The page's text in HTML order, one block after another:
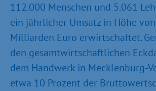
112.000 Menschen und 5.061
ein jährlicher Umsatz in Höhe
Milliarden Euro erwirtschaftet.
den gesamtwirtschaftlichen
dem Handwerk in Mecklenburg-
etwa 10 Prozent der